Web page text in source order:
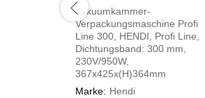
Vakuumkammer-
Verpackungsmaschine Profi
Line 300, HENDI, Profi Line,
Dichtungsband: 300 mm,
230V/950W,
367x425x(H)364mm
Marke: Hendi